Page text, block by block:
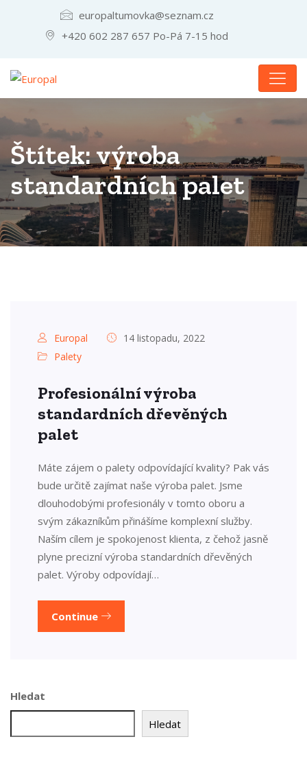
europaltumovka@seznam.cz
+420 602 287 657 Po-Pá 7-15 hod
Štítek:výroba
standardních palet
Europal
14 listopadu, 2022
Palety
Profesionální výroba
standardních dřevěných
palet
Máte zájem o palety odpovídající kvality? Pak vás
bude určitě zajímat naše výroba palet. Jsme
dlouhodobými profesionály v tomto oboru a
svým zákazníkům přinášíme komplexní služby.
Naším cílem je spokojenost klienta, z čehož jasně
plyne precizní výroba standardních dřevěných
palet. Výroby odpovídají…
Continue
Hledat
Hledat